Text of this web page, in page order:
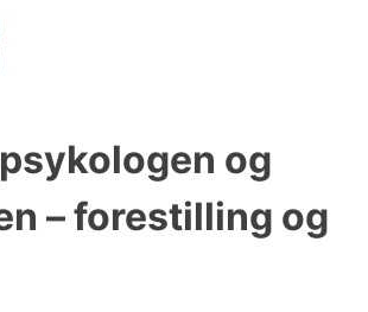
og
– forestilling og